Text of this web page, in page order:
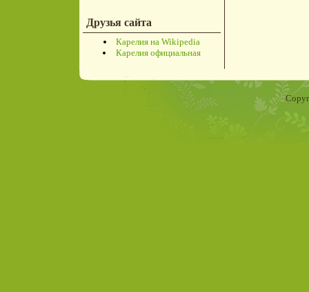
Друзья сайта
Карелия на Wikipedia
Карелия официальная